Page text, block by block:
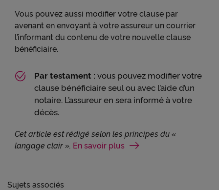
Vous pouvez aussi modifier votre clause par
avenant en envoyant à votre assureur un courrier
l’informant du contenu de votre nouvelle clause
bénéficiaire.
Par testament : vous pouvez modifier votre
clause bénéficiaire seul ou avec l’aide d’un
notaire. L’assureur en sera informé à votre
décès.
Cet article est rédigé selon les principes du «
langage clair ». En savoir plus
Sujets associés